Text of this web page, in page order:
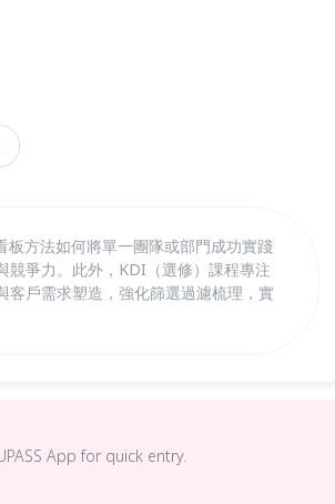
方法如何將單一團隊或部門成功實踐
競爭力。此外，KDI（選修）課程專注
戶需求塑造，強化篩選過濾梳理，實
App for quick entry.